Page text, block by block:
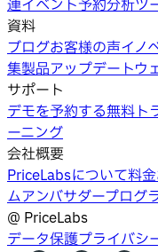
連イベント予約分析ツ
資料
ブログお客様の声イノ
集製品アップデートウ
サポート
デモを予約する無料ト
ーニング
会社概要
PriceLabsについて料金
ムアンバサダープログ
@ PriceLabs
データ保護プライバシ